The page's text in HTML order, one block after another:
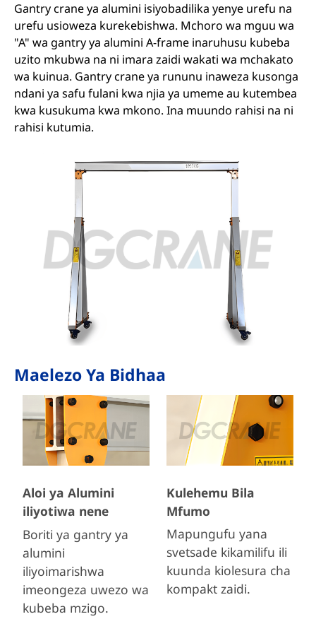
Gantry crane ya alumini isiyobadilika yenye urefu na
urefu usioweza kurekebishwa. Mchoro wa mguu wa
"A" wa gantry ya alumini A-frame inaruhusu kubeba
uzito mkubwa na ni imara zaidi wakati wa mchakato
wa kuinua. Gantry crane ya rununu inaweza kusonga
ndani ya safu fulani kwa njia ya umeme au kutembea
kwa kusukuma kwa mkono. Ina muundo rahisi na ni
rahisi kutumia.
Maelezo Ya Bidhaa
Aloi ya Alumini
iliyotiwa nene
Boriti ya gantry ya
alumini
iliyoimarishwa
imeongeza uwezo wa
kubeba mzigo.
Kulehemu Bila
Mfumo
Mapungufu yana
svetsade kikamilifu ili
kuunda kiolesura cha
kompakt zaidi.